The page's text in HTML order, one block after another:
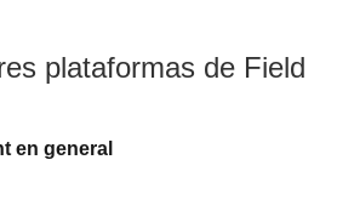
plataformas de Field
en general